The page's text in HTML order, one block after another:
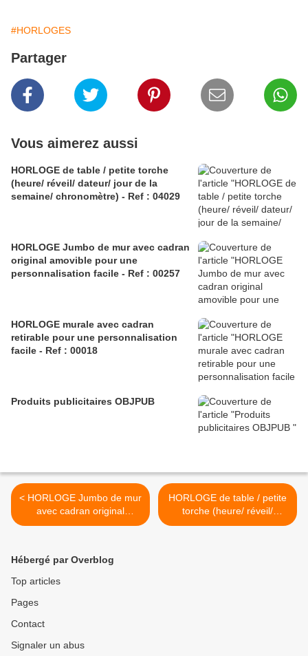
#HORLOGES
Partager
Vous aimerez aussi
HORLOGE de table / petite torche
(heure/ réveil/ dateur/ jour de la
semaine/ chronomètre) - Ref : 04029
HORLOGE Jumbo de mur avec cadran
original amovible pour une
personnalisation facile - Ref : 00257
HORLOGE murale avec cadran
retirable pour une personnalisation
facile - Ref : 00018
Produits publicitaires OBJPUB
< HORLOGE Jumbo de mur
avec cadran original
amovible pour une
HORLOGE de table / petite
torche (heure/ réveil/
dateur/ jour de la semaine/
Hébergé par Overblog
Top articles
Pages
Contact
Signaler un abus